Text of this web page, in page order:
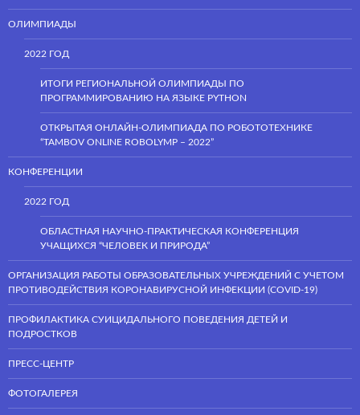
ОЛИМПИАДЫ
2022 ГОД
ИТОГИ РЕГИОНАЛЬНОЙ ОЛИМПИАДЫ ПО
ПРОГРАММИРОВАНИЮ НА ЯЗЫКЕ PYTHON
ОТКРЫТАЯ ОНЛАЙН-ОЛИМПИАДА ПО РОБОТОТЕХНИКЕ
“TAMBOV ONLINE ROBOLYMP – 2022”
КОНФЕРЕНЦИИ
2022 ГОД
ОБЛАСТНАЯ НАУЧНО-ПРАКТИЧЕСКАЯ КОНФЕРЕНЦИЯ
УЧАЩИХСЯ “ЧЕЛОВЕК И ПРИРОДА”
ОРГАНИЗАЦИЯ РАБОТЫ ОБРАЗОВАТЕЛЬНЫХ УЧРЕЖДЕНИЙ С УЧЕТОМ
ПРОТИВОДЕЙСТВИЯ КОРОНАВИРУСНОЙ ИНФЕКЦИИ (COVID-19)
ПРОФИЛАКТИКА СУИЦИДАЛЬНОГО ПОВЕДЕНИЯ ДЕТЕЙ И
ПОДРОСТКОВ
ПРЕСС-ЦЕНТР
ФОТОГАЛЕРЕЯ